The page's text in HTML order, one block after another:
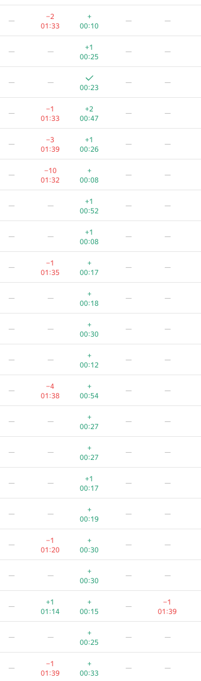
—
−2
01:33
+
00:10
— —
— —
+1
00:25
— —
— —
00:23
— —
—
−1
01:33
+2
00:47
— —
—
−3
01:39
+1
00:26
— —
—
−10
01:32
+
00:08
— —
— —
+1
00:52
— —
— —
+1
00:08
— —
—
−1
01:35
+
00:17
— —
— —
+
00:18
— —
— —
+
00:30
— —
— —
+
00:12
— —
—
−4
01:38
+
00:54
— —
— —
+
00:27
— —
— —
+
00:27
— —
— —
+1
00:17
— —
— —
+
00:19
— —
—
−1
01:20
+
00:30
— —
— —
+
00:30
— —
—
+1
01:14
+
00:15
—
−1
01:39
— —
+
00:25
— —
—
−1
01:39
+
00:33
— —
13/26 /513 386 669 /20 43/82
—
00:14